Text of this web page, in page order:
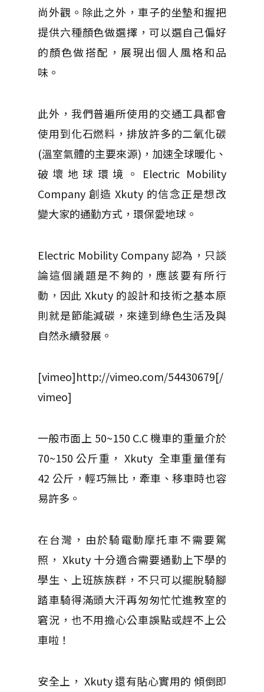
尚外觀。除此之外，車子的坐墊和握把
提供六種顏色做選擇，可以選自己偏好
的顏色做搭配，展現出個人風格和品
味。
此外，我們普遍所使用的交通工具都會
使用到化石燃料，排放許多的二氧化碳
(溫室氣體的主要來源)，加速全球暖化、
破壞地球環境。Electric Mobility
Company 創造 Xkuty 的信念正是想改
變大家的通勤方式，環保愛地球。
Electric Mobility Company 認為，只談
論這個議題是不夠的，應該要有所行
動，因此 Xkuty 的設計和技術之基本原
則就是節能減碳，來達到綠色生活及與
自然永續發展。
[vimeo]http://vimeo.com/54430679[/
vimeo]
一般市面上 50~150 C.C 機車的重量介於
70~150 公斤重， Xkuty 全車重量僅有
42 公斤，輕巧無比，牽車、移車時也容
易許多。
在台灣，由於騎電動摩托車不需要駕
照， Xkuty 十分適合需要通勤上下學的
學生、上班族族群，不只可以擺脫騎腳
踏車騎得滿頭大汗再匆匆忙忙進教室的
窘況，也不用擔心公車誤點或趕不上公
車啦！
安全上， Xkuty 還有貼心實用的 傾倒即